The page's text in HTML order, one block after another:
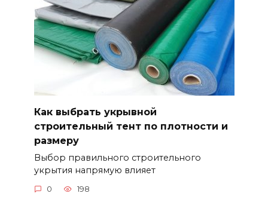
Как выбрать укрывной
строительный тент по плотности и
размеру
Выбор правильного строительного
укрытия напрямую влияет
0 198